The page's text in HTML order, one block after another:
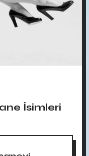
İsimleri